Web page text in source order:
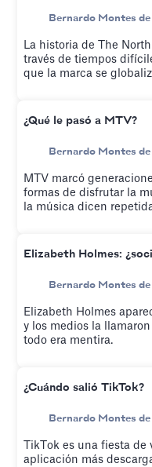
Bernardo Montes
La historia de The
través de tiempos
que la marca se
¿Qué le pasó a MTV?
Bernardo Montes
MTV marcó
formas de disfrutar la
la música dicen
Elizabeth Holmes:
Bernardo Montes
Elizabeth Holmes
y los medios la
todo era mentira.
¿Cuándo salió TikTok?
Bernardo Montes
TikTok es una fiesta
aplicación más